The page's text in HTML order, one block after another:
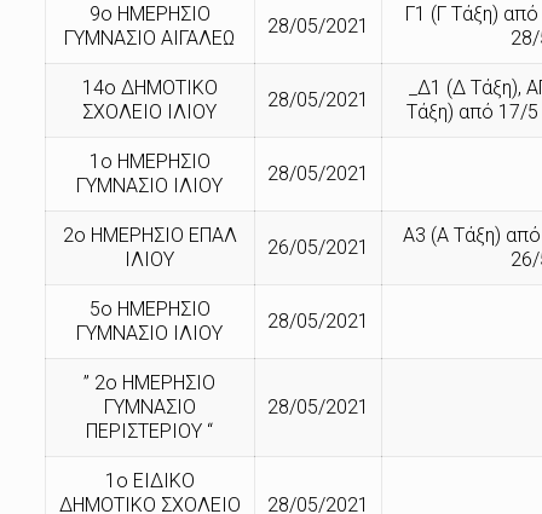
9ο ΗΜΕΡΗΣΙΟ
ΓΥΜΝΑΣΙΟ ΑΙΓΑΛΕΩ
28/05/2021
Γ1 (Γ Τάξη)
14ο ΔΗΜΟΤΙΚΟ
ΣΧΟΛΕΙΟ ΙΛΙΟΥ
28/05/2021
_Δ1 (Δ Τάξη),
Τάξη) από 17/
1ο ΗΜΕΡΗΣΙΟ
ΓΥΜΝΑΣΙΟ ΙΛΙΟΥ
28/05/2021
2ο ΗΜΕΡΗΣΙΟ ΕΠΑΛ
ΙΛΙΟΥ
26/05/2021
Α3 (Α Τάξη)
5ο ΗΜΕΡΗΣΙΟ
ΓΥΜΝΑΣΙΟ ΙΛΙΟΥ
28/05/2021
” 2ο ΗΜΕΡΗΣΙΟ
ΓΥΜΝΑΣΙΟ
ΠΕΡΙΣΤΕΡΙΟΥ “
28/05/2021
1ο ΕΙΔΙΚΟ
ΔΗΜΟΤΙΚΟ ΣΧΟΛΕΙΟ
28/05/2021